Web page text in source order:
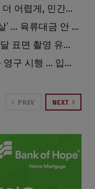
[이민]시민권 시험 확 바뀐다 … 영어 더 어렵게, 민간시험 도입 추진
[단독] OC 유명 한인식당 업주 ‘망신살’ … 육류대금 안 갚자 식당서 공개추심
팰컨9 달에 ‘쾅’ … 다누리, 충돌 직후 달 표면 촬영 유일 탐사선
[이민] 2만 달러 ‘비자 보증금’ 의무화 영구 시행 … 입국 문턱 더 높아진다.
PREV NEXT